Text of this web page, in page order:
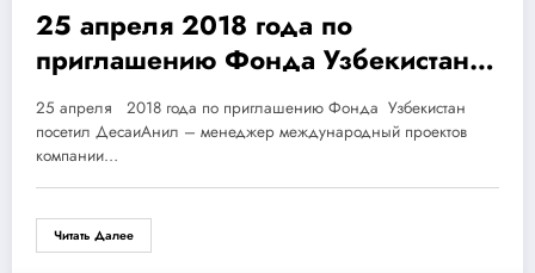
25.03.2018
25 апреля 2018 года по
приглашению Фонда Узбекистан
посетил ДесаиАнил – менеджер
международный проектов
компании LATICRETEINTL –
американской транснациональной
компании с более чем 60-летней
25 апреля 2018 года по приглашению Фонда Узбекистан
посетил ДесаиАнил – менеджер международный проектов
компании…
Читать Далее